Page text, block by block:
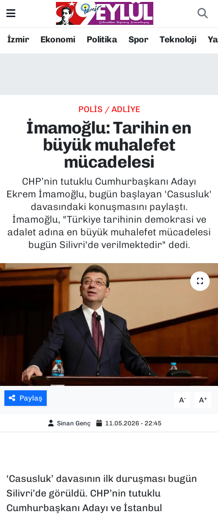
İzmir Ekonomi Politika Spor Teknoloji
POLİS / ADLİYE
İmamoğlu: Tarihin en
büyük muhalefet
mücadelesi
CHP’nin tutuklu Cumhurbaşkanı Adayı
Ekrem İmamoğlu, bugün başlayan 'Casusluk'
davasındaki konuşmasını paylaştı.
İmamoğlu, "Türkiye tarihinin demokrasi ve
adalet adına en büyük muhalefet mücadelesi
bugün Silivri'de verilmektedir" dedi.
Paylaş A- A+
Sinan Genç 11.05.2026 - 22:45
‘Casusluk’ davasının ilk duruşması bugün
Silivri’de görüldü. CHP’nin tutuklu
Cumhurbaşkanı Adayı ve İstanbul
Resmi İlanlar
EKONOMİ
KÜLTÜR SANAT
MAGAZİN
POLİTİKA
SAĞLIK
SPOR
TEKNOLOJİ
YEREL YÖNETİMLER
Konak Nöbetçi Eczaneler
Süper Lig Puan Durumu ve Fikstür
Tüm Manşetler
Son Dakika Haberleri
Haber Arşivi